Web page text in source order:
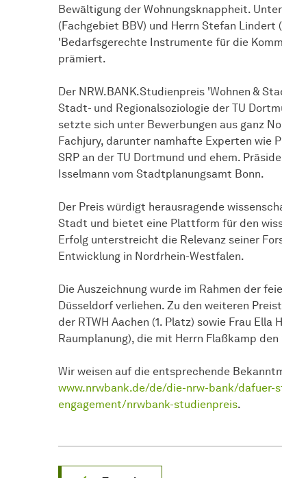
Bewältigung der Wohnungsknappheit.
(Fachgebiet BBV) und Herrn Stefan Lindert
'Bedarfsgerechte Instrumente für die
prämiert.
Der NRW.BANK.Studienpreis 'Wohnen &
Stadt- und Regionalsoziologie der TU
setzte sich unter Bewerbungen aus ganz
Fachjury, darunter namhafte Experten wie
SRP an der TU Dortmund und ehem.
Isselmann vom Stadtplanungsamt Bonn.
Der Preis würdigt herausragende
Stadt und bietet eine Plattform für den
Erfolg unterstreicht die Relevanz seiner
Entwicklung in Nordrhein-Westfalen.
Die Auszeichnung wurde im Rahmen der
Düsseldorf verliehen. Zu den weiteren
der RTWH Aachen (1. Platz) sowie Frau
Raumplanung), die mit Herrn Flaßkamp
Wir weisen auf die entsprechende
www.nrwbank.de/de/die-nrw-bank/dafuer-
engagement/nrwbank-studienpreis.